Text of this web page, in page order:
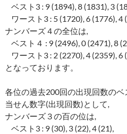
ベスト3 : 9 (1894), 8 (1831), 3
ワースト3 : 5 (1720), 6 (1776), 4
ナンバーズ４の全位は,
ベスト４ : 9 (2496), 0 (2471), 8
ワースト3 : 2 (2270), 4 (2359), 6
となっております。
各位の過去200回の出現回数の
当せん数字(出現回数)として,
ナンバーズ３の百の位は,
ベスト3 : 9 (30), 3 (22), 4 (21),